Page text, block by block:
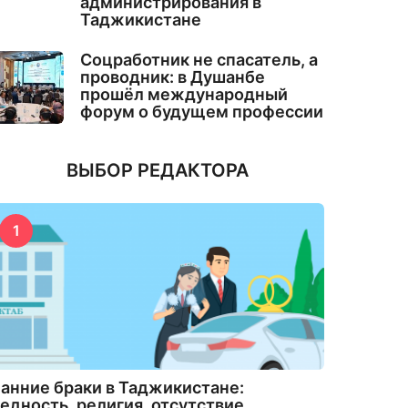
Таджикистане
Соцработник не спасатель, а
проводник: в Душанбе
прошёл международный
форум о будущем профессии
ВЫБОР РЕДАКТОРА
1
браки в Таджикистане: